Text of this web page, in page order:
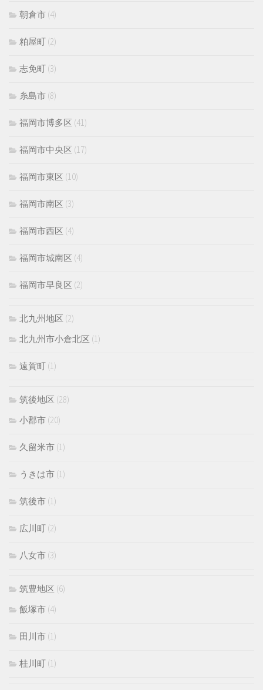
朝倉市 (4)
粕屋町 (2)
志免町 (3)
糸島市 (8)
福岡市博多区 (41)
福岡市中央区 (17)
福岡市東区 (10)
福岡市南区 (3)
福岡市西区 (4)
福岡市城南区 (4)
福岡市早良区 (2)
北九州地区 (2)
北九州市小倉北区 (1)
遠賀町 (1)
筑後地区 (28)
小郡市 (20)
久留米市 (1)
うきは市 (1)
筑後市 (1)
広川町 (2)
八女市 (3)
筑豊地区 (6)
飯塚市 (4)
田川市 (1)
桂川町 (1)